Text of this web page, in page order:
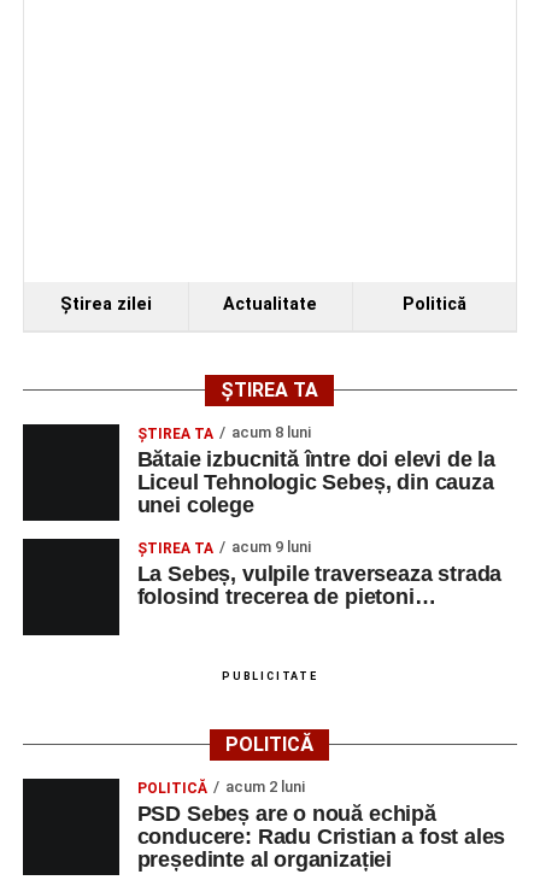
Ştirea zilei Actualitate Politică
ȘTIREA TA
ŞTIREA TA acum 8 luni
Bătaie izbucnită între doi elevi de la
Liceul Tehnologic Sebeș, din cauza
unei colege
ŞTIREA TA acum 9 luni
La Sebeș, vulpile traverseaza strada
folosind trecerea de pietoni…
PUBLICITATE
POLITICĂ
POLITICĂ acum 2 luni
PSD Sebeș are o nouă echipă
conducere: Radu Cristian a fost ales
președinte al organizației